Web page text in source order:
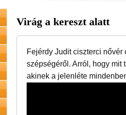
Virág a kereszt alatt
Fejérdy Judit ciszterci
szépségéről. Arról, hogy mit
akinek a jelenléte